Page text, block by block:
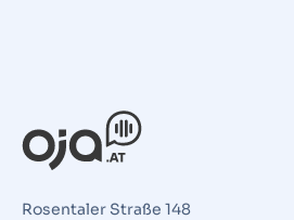
Rosentaler Straße 148